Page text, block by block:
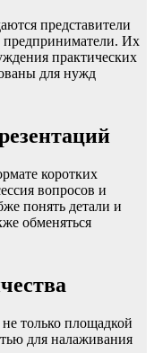
представители
предприниматели. Их
практических
для нужд
коротких
вопросов и
понять детали и
обменяться
только площадкой
для налаживания